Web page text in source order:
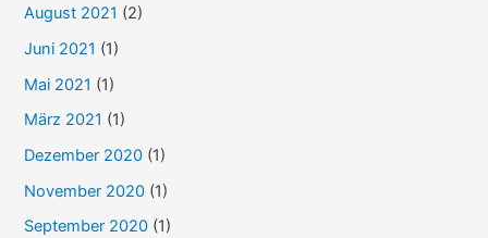
August 2021 (2)
Juni 2021 (1)
Mai 2021 (1)
März 2021 (1)
Dezember 2020 (1)
November 2020 (1)
September 2020 (1)